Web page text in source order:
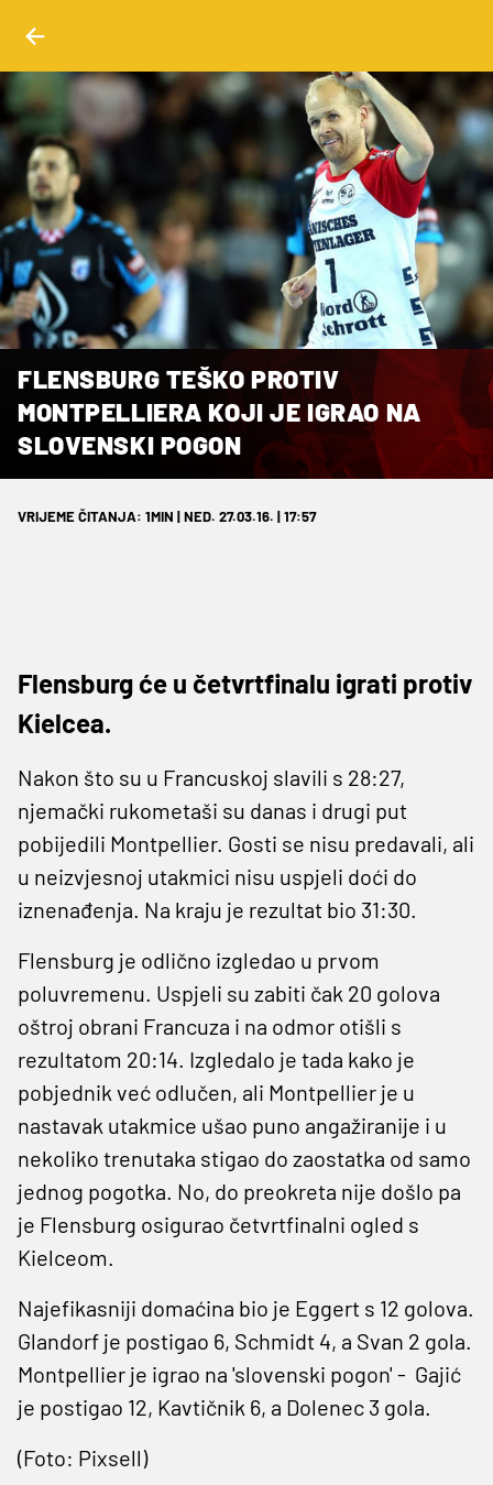
FLENSBURG TEŠKO PROTIV
MONTPELLIERA KOJI JE IGRAO NA
SLOVENSKI POGON
VRIJEME ČITANJA: 1MIN | NED. 27.03.16. | 17:57
Flensburg će u četvrtfinalu igrati protiv
Kielcea.
Nakon što su u Francuskoj slavili s 28:27,
njemački rukometaši su danas i drugi put
pobijedili Montpellier. Gosti se nisu predavali, ali
u neizvjesnoj utakmici nisu uspjeli doći do
iznenađenja. Na kraju je rezultat bio 31:30.
Flensburg je odlično izgledao u prvom
poluvremenu. Uspjeli su zabiti čak 20 golova
oštroj obrani Francuza i na odmor otišli s
rezultatom 20:14. Izgledalo je tada kako je
pobjednik već odlučen, ali Montpellier je u
nastavak utakmice ušao puno angažiranije i u
nekoliko trenutaka stigao do zaostatka od samo
jednog pogotka. No, do preokreta nije došlo pa
je Flensburg osigurao četvrtfinalni ogled s
Kielceom.
Najefikasniji domaćina bio je Eggert s 12 golova.
Glandorf je postigao 6, Schmidt 4, a Svan 2 gola.
Montpellier je igrao na 'slovenski pogon' - Gajić
je postigao 12, Kavtičnik 6, a Dolenec 3 gola.
(Foto: Pixsell)